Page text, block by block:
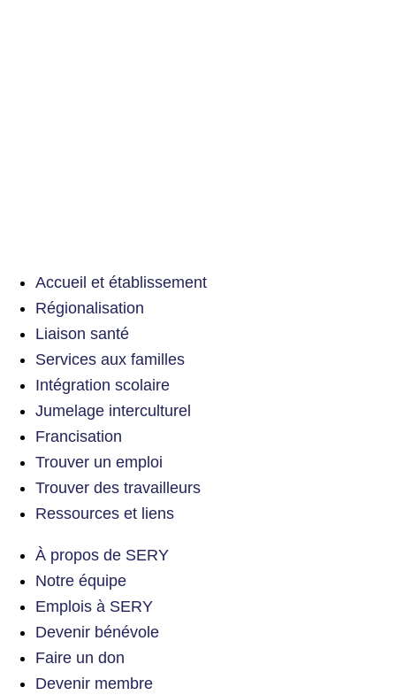
Accueil et établissement
Régionalisation
Liaison santé
Services aux familles
Intégration scolaire
Jumelage interculturel
Francisation
Trouver un emploi
Trouver des travailleurs
Ressources et liens
À propos de SERY
Notre équipe
Emplois à SERY
Devenir bénévole
Faire un don
Devenir membre